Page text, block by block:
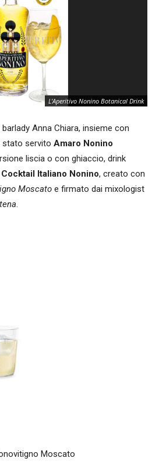
L'Aperitivo Nonino Botanical Drink
Anna Chiara, insieme con
stato servito Amaro Nonino
liscia o con ghiaccio, drink
Cocktail Italiano Nonino, creato con
Moscato e firmato dai mixologist
.
Moscato